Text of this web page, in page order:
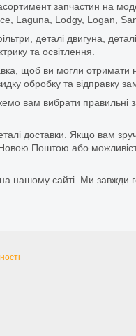
запчастин на
Laguna, Lodgy, Logan,
деталі двигуна, деталі
та освітлення.
щоб ви могли отримати
обробку та відправку
вам вибрати правильні
доставки. Якщо вам
Поштою або
нашому сайті. Ми завжди